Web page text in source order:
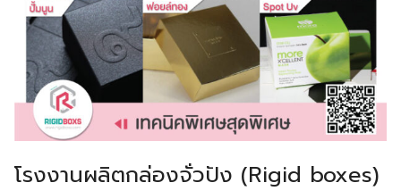
โรงงานผลิตกล่องจั่วปัง (Rigid boxes)